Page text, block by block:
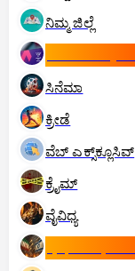
ನಿಮ್ಮ ಜಿಲ್ಲೆ
ಸಿನೆಮಾ
ಕ್ರೀಡೆ
ವೆಬ್ ಎಕ್ಸ್‌ಕ್ಲೂಸಿವ್
ಕ್ರೈಮ್
ವೈವಿಧ್ಯ